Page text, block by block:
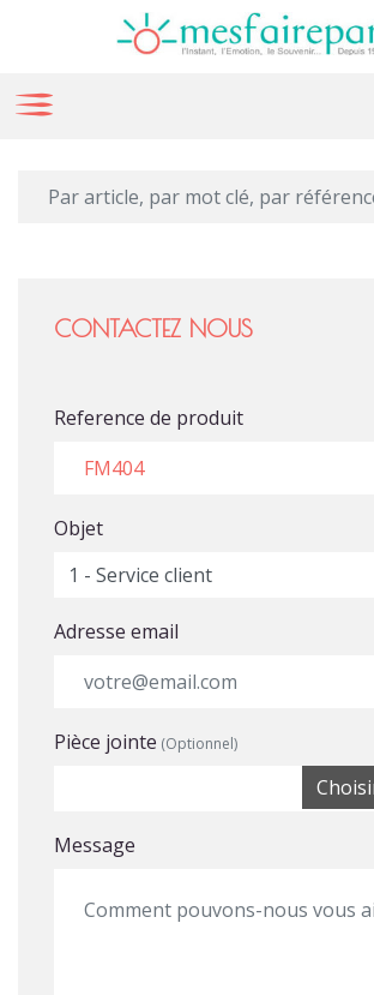
CONTACTEZ NOUS
Reference de produit
Objet
Adresse email
Pièce jointe (Optionnel)
Message